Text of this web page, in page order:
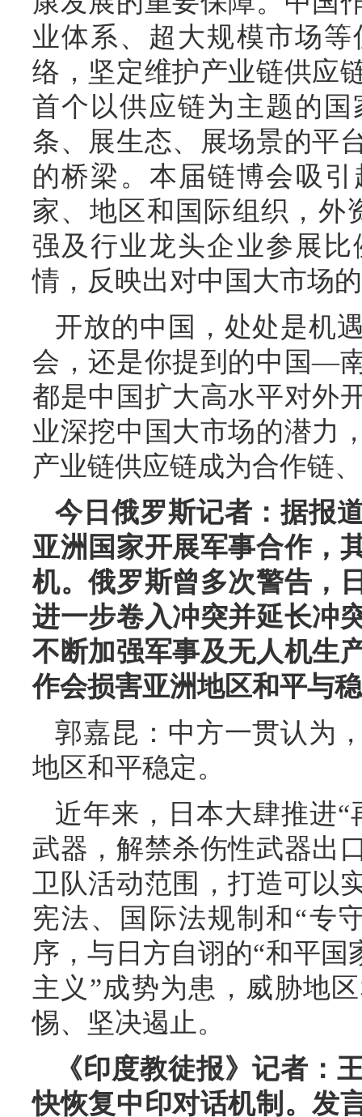
业体系、超大规模市场
络，坚定维护产业链供应
首个以供应链为主题的
条、展生态、展场景的平
的桥梁。本届链博会吸
家、地区和国际组织，外
强及行业龙头企业参展
情，反映出对中国大市场
开放的中国，处处是机
会，还是你提到的中国—
都是中国扩大高水平对外
业深挖中国大市场的潜力
产业链供应链成为合作链
今日俄罗斯记者：据报
亚洲国家开展军事合作，
机。俄罗斯曾多次警告，
进一步卷入冲突并延长冲
不断加强军事及无人机生
作会损害亚洲地区和平与
郭嘉昆：中方一贯认为
地区和平稳定。
近年来，日本大肆推进
武器，解禁杀伤性武器出
卫队活动范围，打造可以
宪法、国际法规制和“专
序，与日方自诩的“和平国
主义”成势为患，威胁地
惕、坚决遏止。
《印度教徒报》记者：
快恢复中印对话机制。发